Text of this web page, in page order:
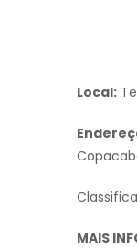
Local:
MAIS